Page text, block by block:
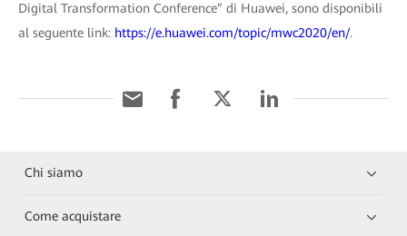
Digital Transformation Conference” di Huawei, sono disponibili
al seguente link: https://e.huawei.com/topic/mwc2020/en/.
Chi siamo
Come acquistare